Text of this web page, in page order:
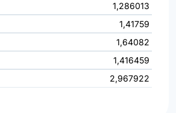
1,286013
1,41759
1,64082
1,416459
2,967922